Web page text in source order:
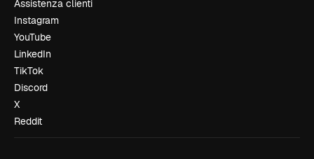
Assistenza clienti
Instagram
YouTube
LinkedIn
TikTok
Discord
X
Reddit